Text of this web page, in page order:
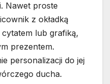
Nawet proste
z okładką
lub grafiką,
prezentem.
personalizacji do jej
ducha.